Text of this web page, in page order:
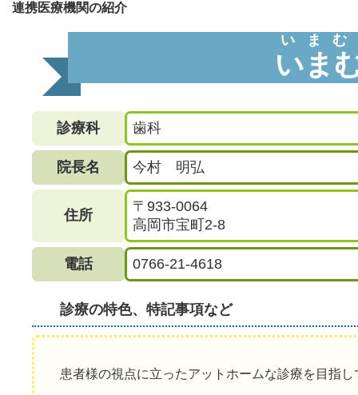
いま
いま
診療科 歯科
院長名 今村 明弘
住所
〒933-0064
高岡市宝町2-8
電話 0766-21-4618
診療の特色、特記事項など
患者様の視点に立ったアットホームな診療を目指
連携医療機関の紹介